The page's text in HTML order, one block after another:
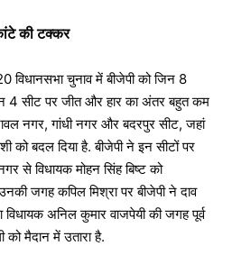
की टक्कर
विधानसभा चुनाव में बीजेपी को जिन 8
4 सीट पर जीत और हार का अंतर बहुत कम
नगर, गांधी नगर और बदरपुर सीट, जहां
को बदल दिया है. बीजेपी ने इन सीटों पर
से विधायक मोहन सिंह बिष्ट को
जगह कपिल मिश्रा पर बीजेपी ने दाव
अनिल कुमार वाजपेयी की जगह पूर्व
मैदान में उतारा है.